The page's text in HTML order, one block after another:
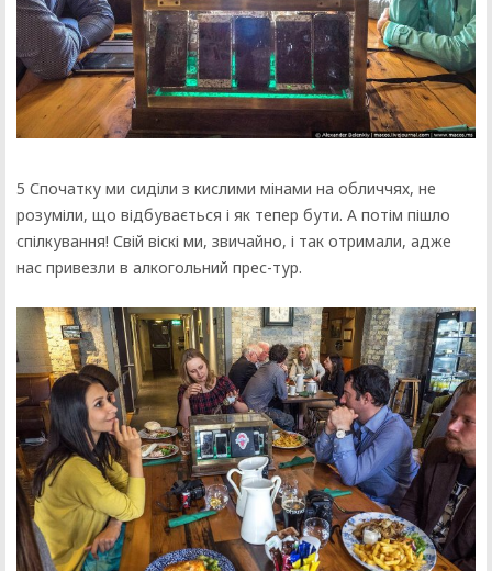
5 Спочатку ми сиділи з кислими мінами на обличчях, не
розуміли, що відбувається і як тепер бути. А потім пішло
спілкування! Свій віскі ми, звичайно, і так отримали, адже
нас привезли в алкогольний прес-тур.